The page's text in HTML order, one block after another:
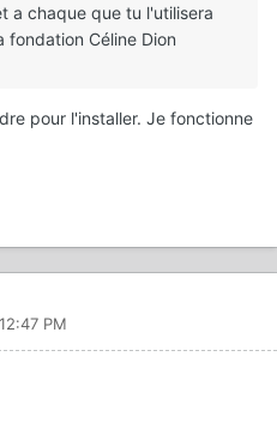
a chaque que tu l'utilisera
fondation Céline Dion
pour l'installer. Je fonctionne
PM